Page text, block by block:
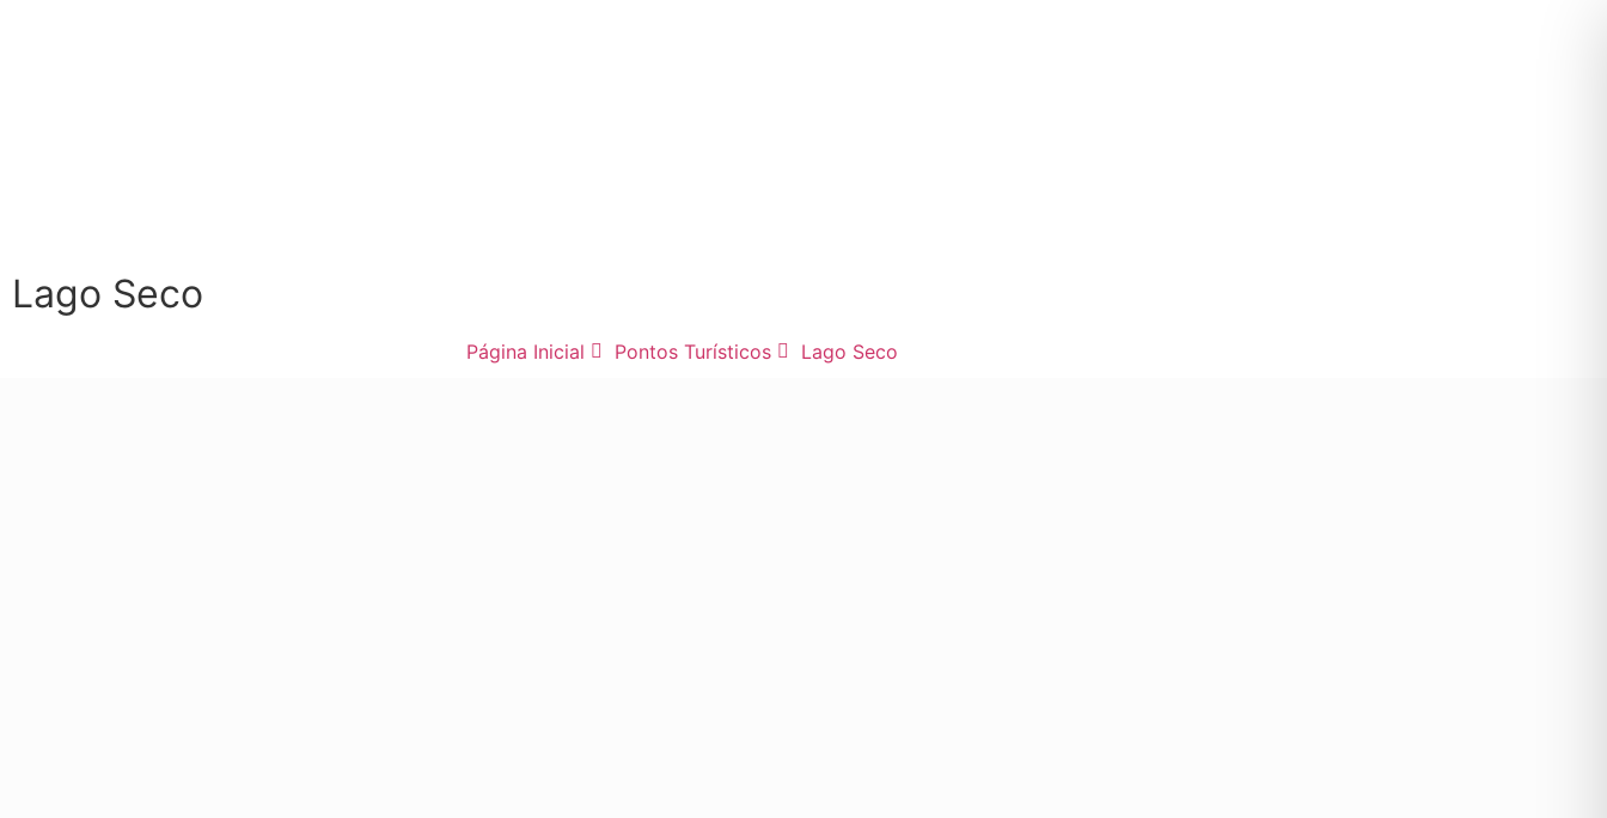
Lago Seco
Página Inicial Pontos Turísticos Lago Seco